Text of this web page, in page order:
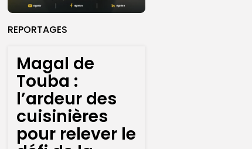
REPORTAGES
Magal de
Touba :
l’ardeur des
cuisinières
pour relever le